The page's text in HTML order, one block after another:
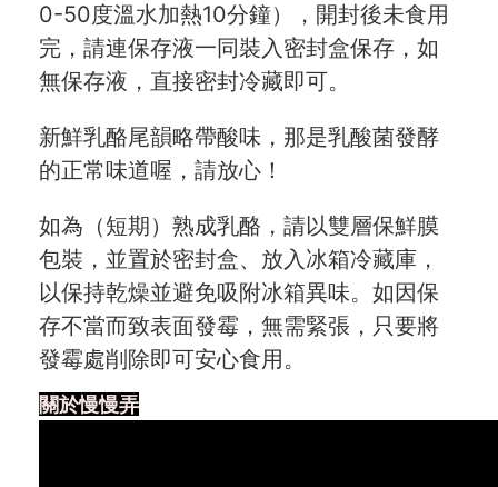
0-50度溫水加熱10分鐘），開封後未食用
完，請連保存液一同裝入密封盒保存，如
無保存液，直接密封冷藏即可。
新鮮乳酪尾韻略帶酸味，那是乳酸菌發酵
的正常味道喔，請放心！
如為（短期）熟成乳酪，請以雙層保鮮膜
包裝，並置於密封盒、放入冰箱冷藏庫，
以保持乾燥並避免吸附冰箱異味。如因保
存不當而致表面發霉，無需緊張，只要將
發霉處削除即可安心食用。
關於慢慢弄